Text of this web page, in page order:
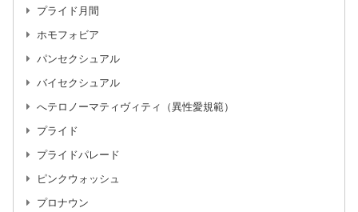
プライド月間
ホモフォビア
パンセクシュアル
バイセクシュアル
へテロノーマティヴィティ（異性愛規範）
プライド
プライドパレード
ピンクウォッシュ
プロナウン